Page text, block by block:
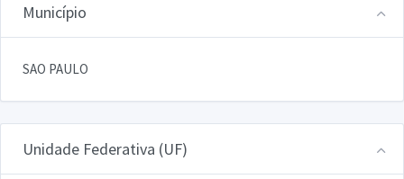
Município
SAO PAULO
Unidade Federativa (UF)